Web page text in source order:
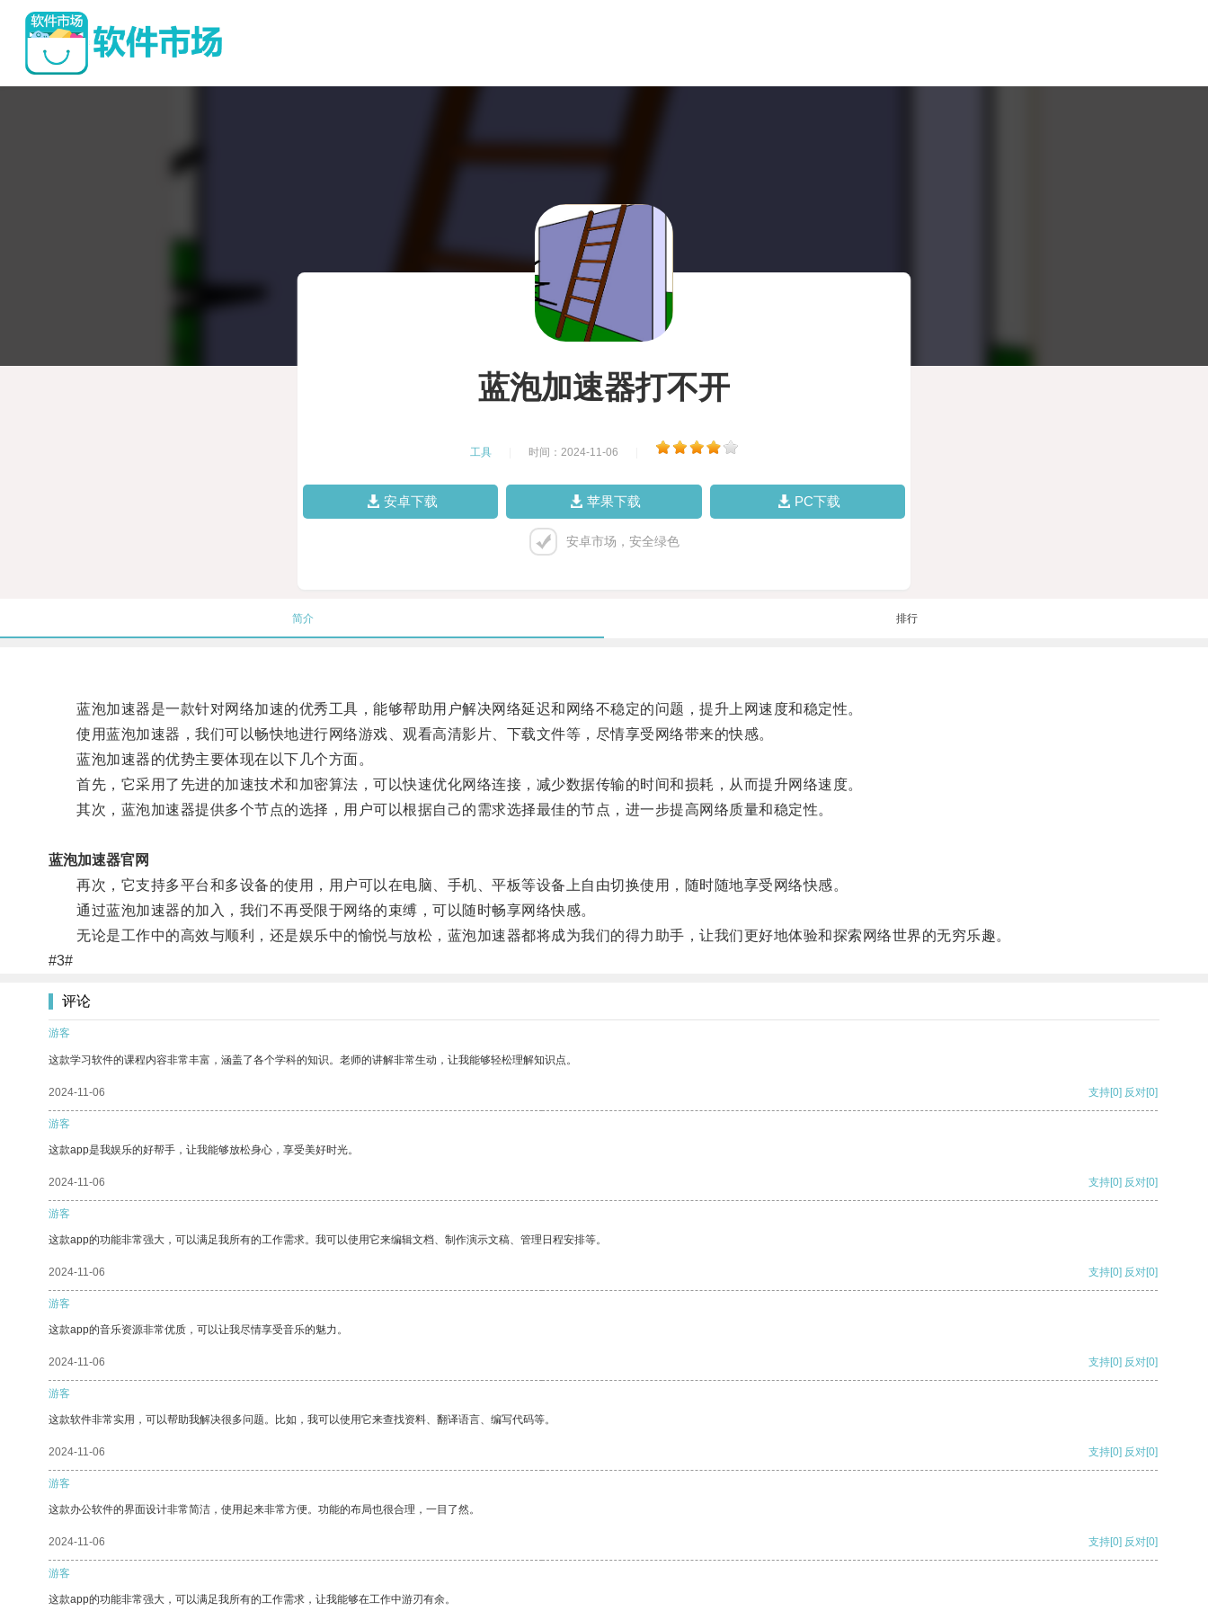
蓝泡加速器打不开
工具 时间：2024-11-06
安卓下载 苹果下载 PC下载
安卓市场，安全绿色
简介 排行
蓝泡加速器是一款针对网络加速的优秀工具，能够帮助用户解决网络延迟和网络不稳定的问题，提升上网速度和稳定性。
使用蓝泡加速器，我们可以畅快地进行网络游戏、观看高清影片、下载文件等，尽情享受网络带来的快感。
蓝泡加速器的优势主要体现在以下几个方面。
首先，它采用了先进的加速技术和加密算法，可以快速优化网络连接，减少数据传输的时间和损耗，从而提升网络速度。
其次，蓝泡加速器提供多个节点的选择，用户可以根据自己的需求选择最佳的节点，进一步提高网络质量和稳定性。
蓝泡加速器官网
再次，它支持多平台和多设备的使用，用户可以在电脑、手机、平板等设备上自由切换使用，随时随地享受网络快感。
通过蓝泡加速器的加入，我们不再受限于网络的束缚，可以随时畅享网络快感。
无论是工作中的高效与顺利，还是娱乐中的愉悦与放松，蓝泡加速器都将成为我们的得力助手，让我们更好地体验和探索网络世界的无穷乐趣。
#3#
评论
游客
这款学习软件的课程内容非常丰富，涵盖了各个学科的知识。老师的讲解非常生动，让我能够轻松理解知识点。
2024-11-06 支持[0] 反对[0]
游客
这款app是我娱乐的好帮手，让我能够放松身心，享受美好时光。
2024-11-06 支持[0] 反对[0]
游客
这款app的功能非常强大，可以满足我所有的工作需求。我可以使用它来编辑文档、制作演示文稿、管理日程安排等。
2024-11-06 支持[0] 反对[0]
游客
这款app的音乐资源非常优质，可以让我尽情享受音乐的魅力。
2024-11-06 支持[0] 反对[0]
游客
这款软件非常实用，可以帮助我解决很多问题。比如，我可以使用它来查找资料、翻译语言、编写代码等。
2024-11-06 支持[0] 反对[0]
游客
这款办公软件的界面设计非常简洁，使用起来非常方便。功能的布局也很合理，一目了然。
2024-11-06 支持[0] 反对[0]
游客
这款app的功能非常强大，可以满足我所有的工作需求，让我能够在工作中游刃有余。